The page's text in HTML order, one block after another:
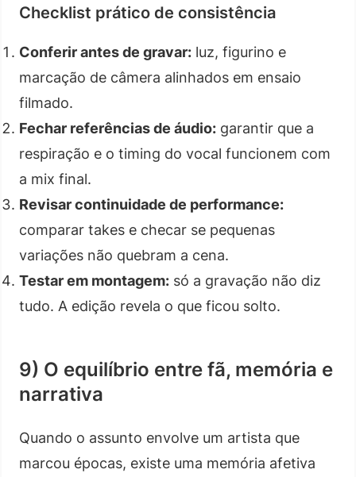
Checklist prático de consistência
Conferir antes de gravar: luz, figurino e
marcação de câmera alinhados em ensaio
filmado.
Fechar referências de áudio: garantir que a
respiração e o timing do vocal funcionem com
a mix final.
Revisar continuidade de performance:
comparar takes e checar se pequenas
variações não quebram a cena.
Testar em montagem: só a gravação não diz
tudo. A edição revela o que ficou solto.
9) O equilíbrio entre fã, memória e
narrativa
Quando o assunto envolve um artista que
marcou épocas, existe uma memória afetiva